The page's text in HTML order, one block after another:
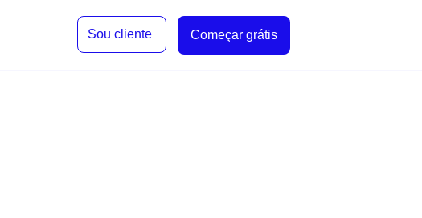
Sou cliente Começar grátis